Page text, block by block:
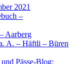
2021
–
Aarberg
A. – Häft­li – Büren
Päs­se-Blog: